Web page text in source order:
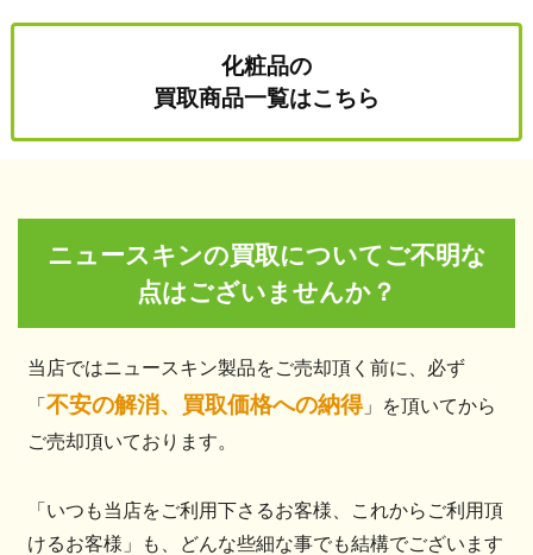
化粧品の
買取商品一覧はこちら
ニュースキンの買取についてご不明な
点はございませんか？
当店ではニュースキン製品をご売却頂く前に、必ず
「不安の解消、買取価格への納得」を頂いてから
ご売却頂いております。
「いつも当店をご利用下さるお客様、これからご利用頂
けるお客様」も、どんな些細な事でも結構でございます